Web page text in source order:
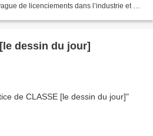
de licenciements dans l’industrie et à
dessin du jour]